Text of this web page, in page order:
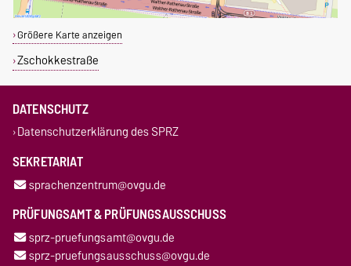
Größere Karte anzeigen
Zschokkestraße
DATENSCHUTZ
Datenschutzerklärung des SPRZ
SEKRETARIAT
sprachenzentrum@ovgu.de
PRÜFUNGSAMT & PRÜFUNGSAUSSCHUSS
sprz-pruefungsamt@ovgu.de
sprz-pruefungsausschuss@ovgu.de